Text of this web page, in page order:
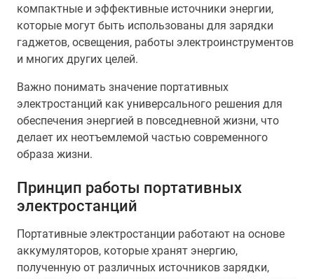
компактные и эффективные источники энергии,
которые могут быть использованы для зарядки
гаджетов, освещения, работы электроинструментов
и многих других целей.
Важно понимать значение портативных
электростанций как универсального решения для
обеспечения энергией в повседневной жизни, что
делает их неотъемлемой частью современного
образа жизни.
Принцип работы портативных
электростанций
Портативные электростанции работают на основе
аккумуляторов, которые хранят энергию,
полученную от различных источников зарядки,